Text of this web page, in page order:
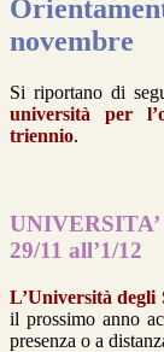
novembre
Si riportano di
università per
triennio.
29/11 all’1/12
L’Università degli
il prossimo anno
presenza o a